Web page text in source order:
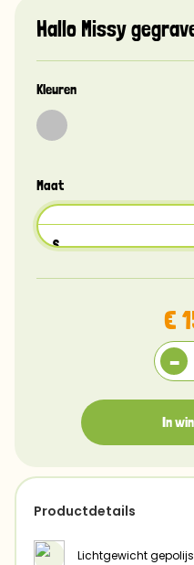
Hallo Missy
Kleuren
Maat
S
€
-
In
Productdetails
Lichtgewicht